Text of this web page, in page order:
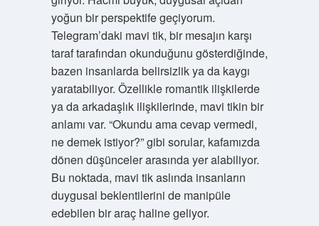
yoğun bir perspektife geçiyorum.
Telegram’daki mavi tik, bir mesajın karşı
taraf tarafından okunduğunu gösterdiğinde,
bazen insanlarda belirsizlik ya da kaygı
yaratabiliyor. Özellikle romantik ilişkilerde
ya da arkadaşlık ilişkilerinde, mavi tikin bir
anlamı var. “Okundu ama cevap vermedi,
ne demek istiyor?” gibi sorular, kafamızda
dönen düşünceler arasında yer alabiliyor.
Bu noktada, mavi tik aslında insanların
duygusal beklentilerini de manipüle
edebilen bir araç haline geliyor.